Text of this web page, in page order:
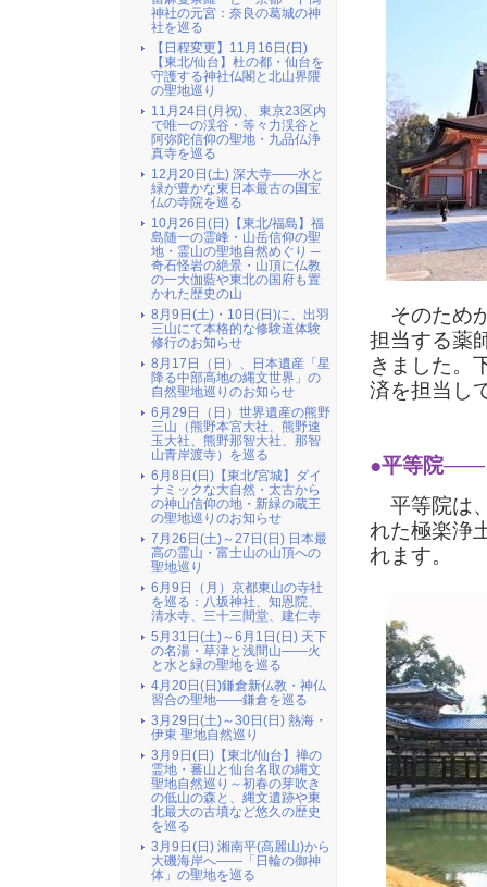
そのため
担当する薬
きました。
済を担当し
●平等院――
平等院は
れた極楽浄
れます。
神社の元宮：奈良の葛城の神
社を巡る
【日程変更】11月16日(日)
【東北/仙台】杜の都・仙台を
守護する神社仏閣と北山界隈
の聖地巡り
11月24日(月祝)、 東京23区内
で唯一の渓谷・等々力渓谷と
阿弥陀信仰の聖地・九品仏浄
真寺を巡る
12月20日(土) 深大寺――水と
緑が豊かな東日本最古の国宝
仏の寺院を巡る
10月26日(日)【東北/福島】福
島随一の霊峰・山岳信仰の聖
地・霊山の聖地自然めぐり ─
奇石怪岩の絶景・山頂に仏教
の一大伽藍や東北の国府も置
かれた歴史の山
8月9日(土)・10日(日)に、出羽
三山にて本格的な修験道体験
修行のお知らせ
8月17日（日）、日本遺産「星
降る中部高地の縄文世界」の
自然聖地巡りのお知らせ
6月29日（日）世界遺産の熊野
三山（熊野本宮大社、熊野速
玉大社、熊野那智大社、那智
山青岸渡寺）を巡る
6月8日(日)【東北/宮城】ダイ
ナミックな大自然・太古から
の神山信仰の地・新緑の蔵王
の聖地巡りのお知らせ
7月26日(土)～27日(日) 日本最
高の霊山・富士山の山頂への
聖地巡り
6月9日（月）京都東山の寺社
を巡る：八坂神社、知恩院、
清水寺、三十三間堂、建仁寺
5月31日(土)～6月1日(日) 天下
の名湯・草津と浅間山――火
と水と緑の聖地を巡る
4月20日(日)鎌倉新仏教・神仏
習合の聖地――鎌倉を巡る
3月29日(土)～30日(日) 熱海・
伊東 聖地自然巡り
3月9日(日)【東北/仙台】禅の
霊地・蕃山と仙台名取の縄文
聖地自然巡り～初春の芽吹き
の低山の森と、縄文遺跡や東
北最大の古墳など悠久の歴史
を巡る
3月9日(日) 湘南平(高麗山)から
大磯海岸へ――「日輪の御神
体」の聖地を巡る